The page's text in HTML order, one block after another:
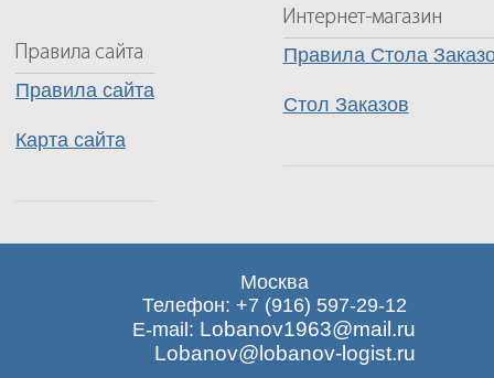
Правила Стола
Стол Заказов
Правила сайта
Карта сайта
Москва
Телефон: +7 (916) 597-29-12
E-mail: Lobanov1963@mail.ru
Lobanov@lobanov-logist.ru